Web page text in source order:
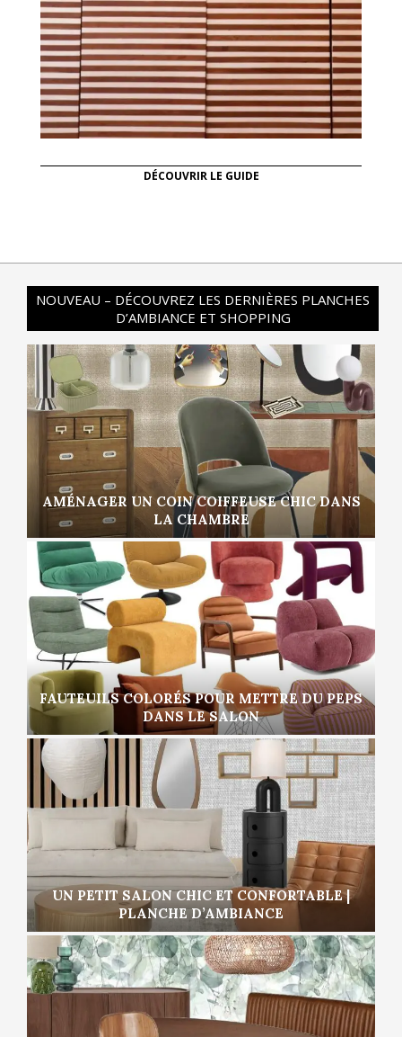
DÉCOUVRIR LE GUIDE
NOUVEAU – DÉCOUVREZ LES DERNIÈRES PLANCHES
D’AMBIANCE ET SHOPPING
AMÉNAGER UN COIN COIFFEUSE CHIC DANS
LA CHAMBRE
FAUTEUILS COLORÉS POUR METTRE DU PEPS
DANS LE SALON
UN PETIT SALON CHIC ET CONFORTABLE |
PLANCHE D’AMBIANCE